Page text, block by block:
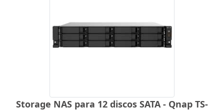
Storage NAS para 12 discos SATA - Qnap TS-